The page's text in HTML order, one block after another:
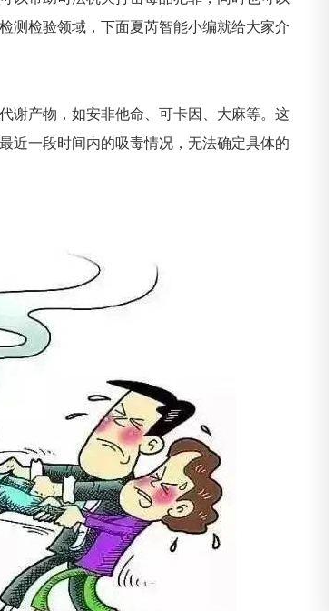
测检验领域，下面夏芮智能小编就给大家介
谢产物，如安非他命、可卡因、大麻等。这
近一段时间内的吸毒情况，无法确定具体的